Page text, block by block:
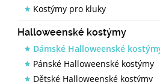
Kostýmy pro kluky
Halloweenské kostýmy
Dámské Halloweenské
Pánské Halloweenské kostýmy
Dětské Halloweenské kostýmy